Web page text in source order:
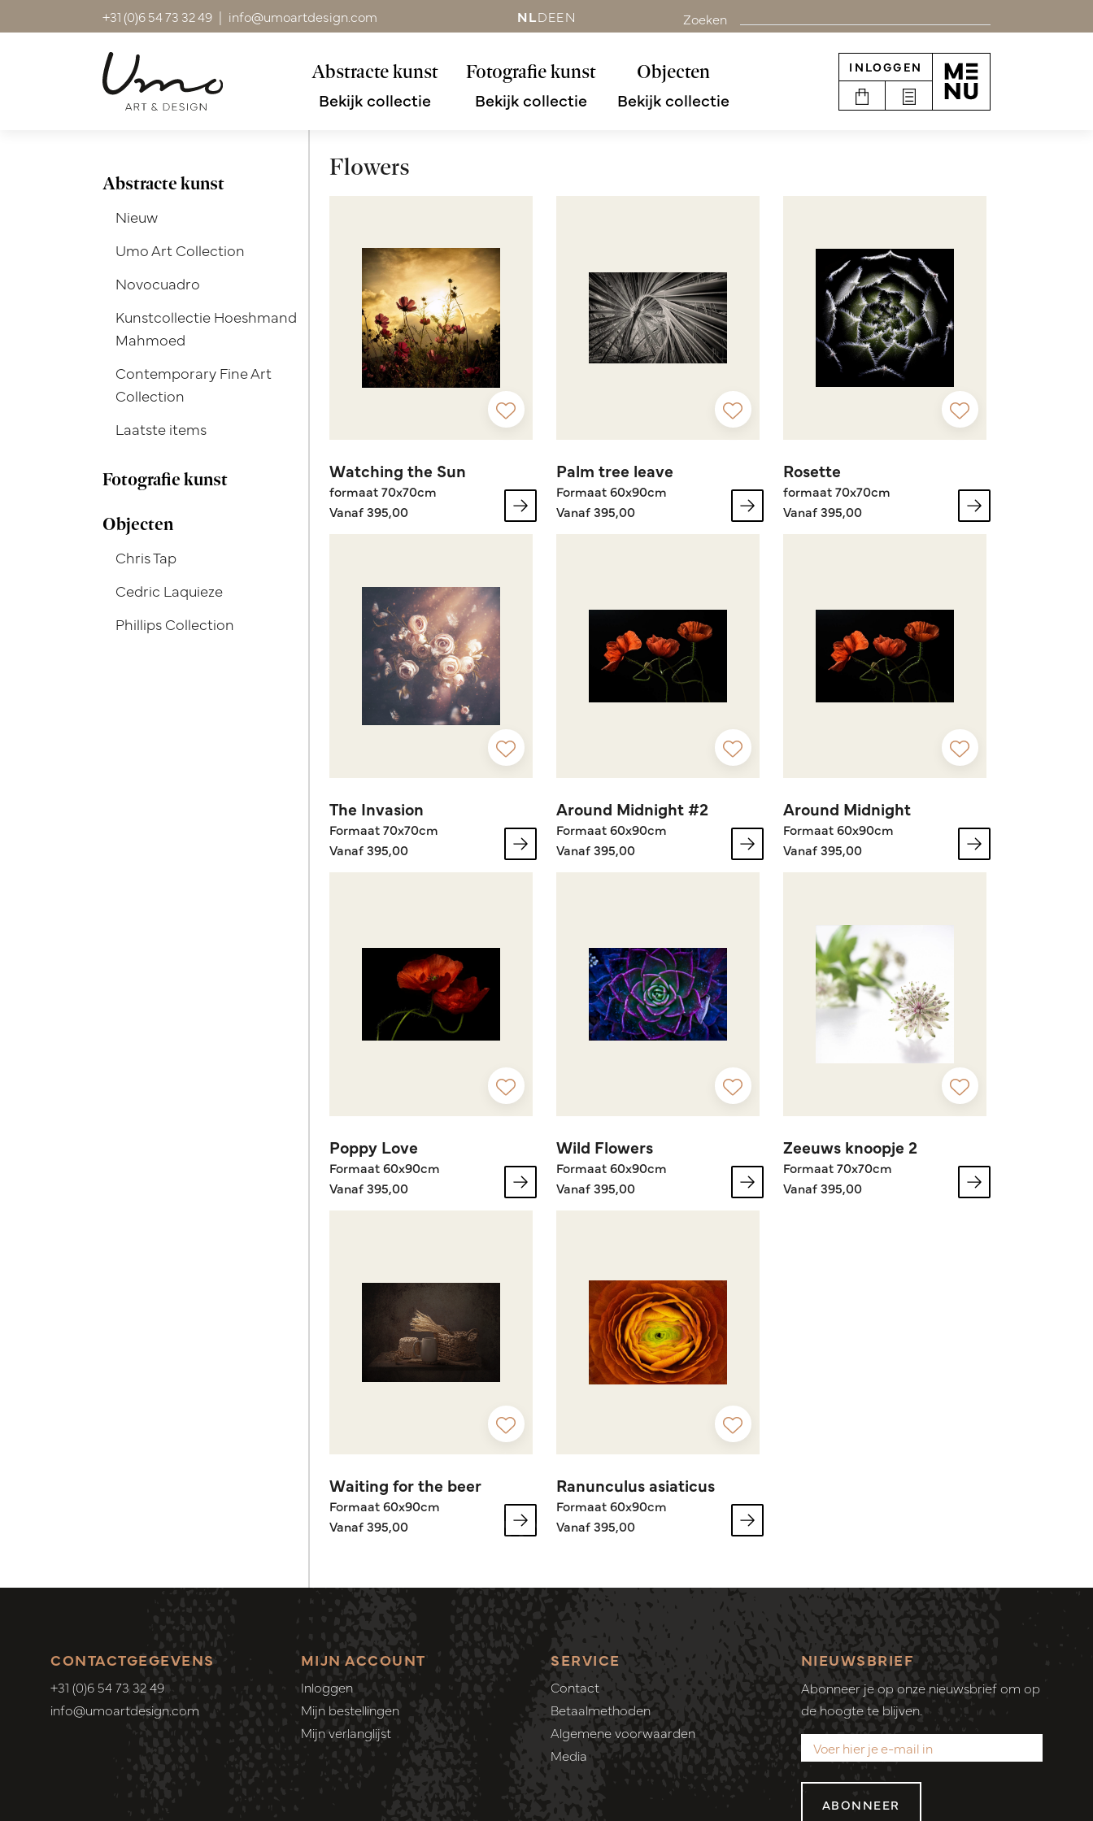
+31 (0)6 54 73 32 49 | info@umoartdesign.com NLDEEN Zoeken
Abstracte kunst
Bekijk collectie
Fotografie kunst
Bekijk collectie
Objecten
Bekijk collectie
INLOGGEN
Abstracte kunst
Nieuw
Umo Art Collection
Novocuadro
Kunstcollectie Hoeshmand
Mahmoed
Contemporary Fine Art
Collection
Laatste items
Fotografie kunst
Objecten
Chris Tap
Cedric Laquieze
Phillips Collection
Flowers
Watching the Sun
formaat 70x70cm
Vanaf 395,00
Palm tree leave
Formaat 60x90cm
Vanaf 395,00
Rosette
formaat 70x70cm
Vanaf 395,00
The Invasion
Formaat 70x70cm
Vanaf 395,00
Around Midnight #2
Formaat 60x90cm
Vanaf 395,00
Around Midnight
Formaat 60x90cm
Vanaf 395,00
Poppy Love
Formaat 60x90cm
Vanaf 395,00
Wild Flowers
Formaat 60x90cm
Vanaf 395,00
Zeeuws knoopje 2
Formaat 70x70cm
Vanaf 395,00
Waiting for the beer
Formaat 60x90cm
Vanaf 395,00
Ranunculus asiaticus
Formaat 60x90cm
Vanaf 395,00
CONTACTGEGEVENS
+31 (0)6 54 73 32 49
info@umoartdesign.com
MIJN ACCOUNT
Inloggen
Mijn bestellingen
Mijn verlanglijst
SERVICE
Contact
Betaalmethoden
Algemene voorwaarden
Media
NIEUWSBRIEF
Abonneer je op onze nieuwsbrief om op
de hoogte te blijven.
ABONNEER